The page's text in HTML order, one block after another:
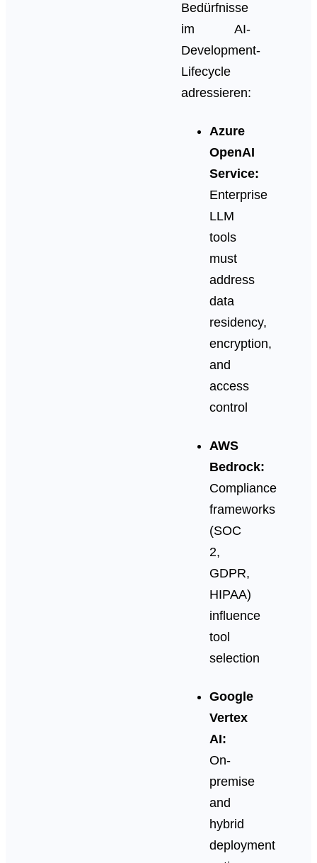
Bedürfnisse
im AI-
Development-
Lifecycle
adressieren:
Azure
OpenAI
Service:
Enterprise
LLM
tools
must
address
data
residency,
encryption,
and
access
control
AWS
Bedrock:
Compliance
frameworks
(SOC
2,
GDPR,
HIPAA)
influence
tool
selection
Google
Vertex
AI:
On-
premise
and
hybrid
deployment